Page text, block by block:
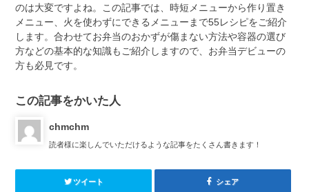
のは大変ですよね。この記事では、時短メニューから作り置き
メニュー、火を使わずにできるメニューまで55レシピをご紹介
します。合わせてお弁当のおかずが傷まない方法や容器の選び
方などの基本的な知識もご紹介しますので、お弁当デビューの
方も必見です。
この記事をかいた人
chmchm
読者様に楽しんでいただけるような記事をたくさん書きます！
ツイート シェア